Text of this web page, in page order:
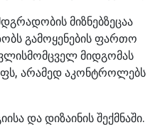
მიზნებზეცაა
გამოყენების ფართო
მიდგომას
არამედ აკონტროლებს
და დიზაინის შექმნაში.